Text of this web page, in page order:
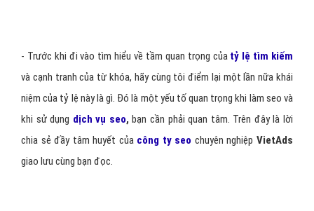
- Trước khi đi vào tìm hiểu về tầm quan trọng của tỷ lệ tìm kiếm
và cạnh tranh của từ khóa, hãy cùng tôi điểm lại một lần nữa khái
niệm của tỷ lệ này là gì. Đó là một yếu tố quan trọng khi làm seo và
khi sử dụng dịch vụ seo, bạn cần phải quan tâm. Trên đây là lời
chia sẻ đầy tâm huyết của công ty seo chuyên nghiệpVietAds
giao lưu cùng bạn đọc.